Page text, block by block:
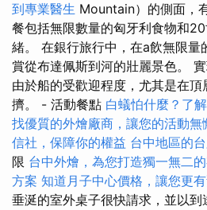
到專業醫生 Mountain）的側面，
餐包括無限數量的匈牙利食物和
緒。 在銀行旅行中，在a飲無限量
賞從布達佩斯到河的壯麗景色。
由於船的受歡迎程度，尤其是在
擠。 - 活動餐點 白蟻怕什麼？了
找優質的外燴廠商，讓您的活動無
信社，保障你的權益 台中地區的
限 台中外燴，為您打造獨一無二
方案 知道月子中心價格，讓您更
垂涎的室外桌子很快請求，並以到